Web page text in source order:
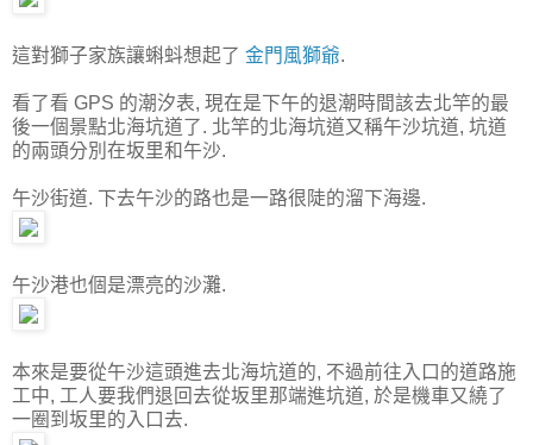
這對獅子家族讓蝌蚪想起了 金門風獅爺.
看了看 GPS 的潮汐表, 現在是下午的退潮時間該去北竿的最
後一個景點北海坑道了. 北竿的北海坑道又稱午沙坑道, 坑道
的兩頭分別在坂里和午沙.
午沙街道. 下去午沙的路也是一路很陡的溜下海邊.
午沙港也個是漂亮的沙灘.
本來是要從午沙這頭進去北海坑道的, 不過前往入口的道路施
工中, 工人要我們退回去從坂里那端進坑道, 於是機車又繞了
一圈到坂里的入口去.